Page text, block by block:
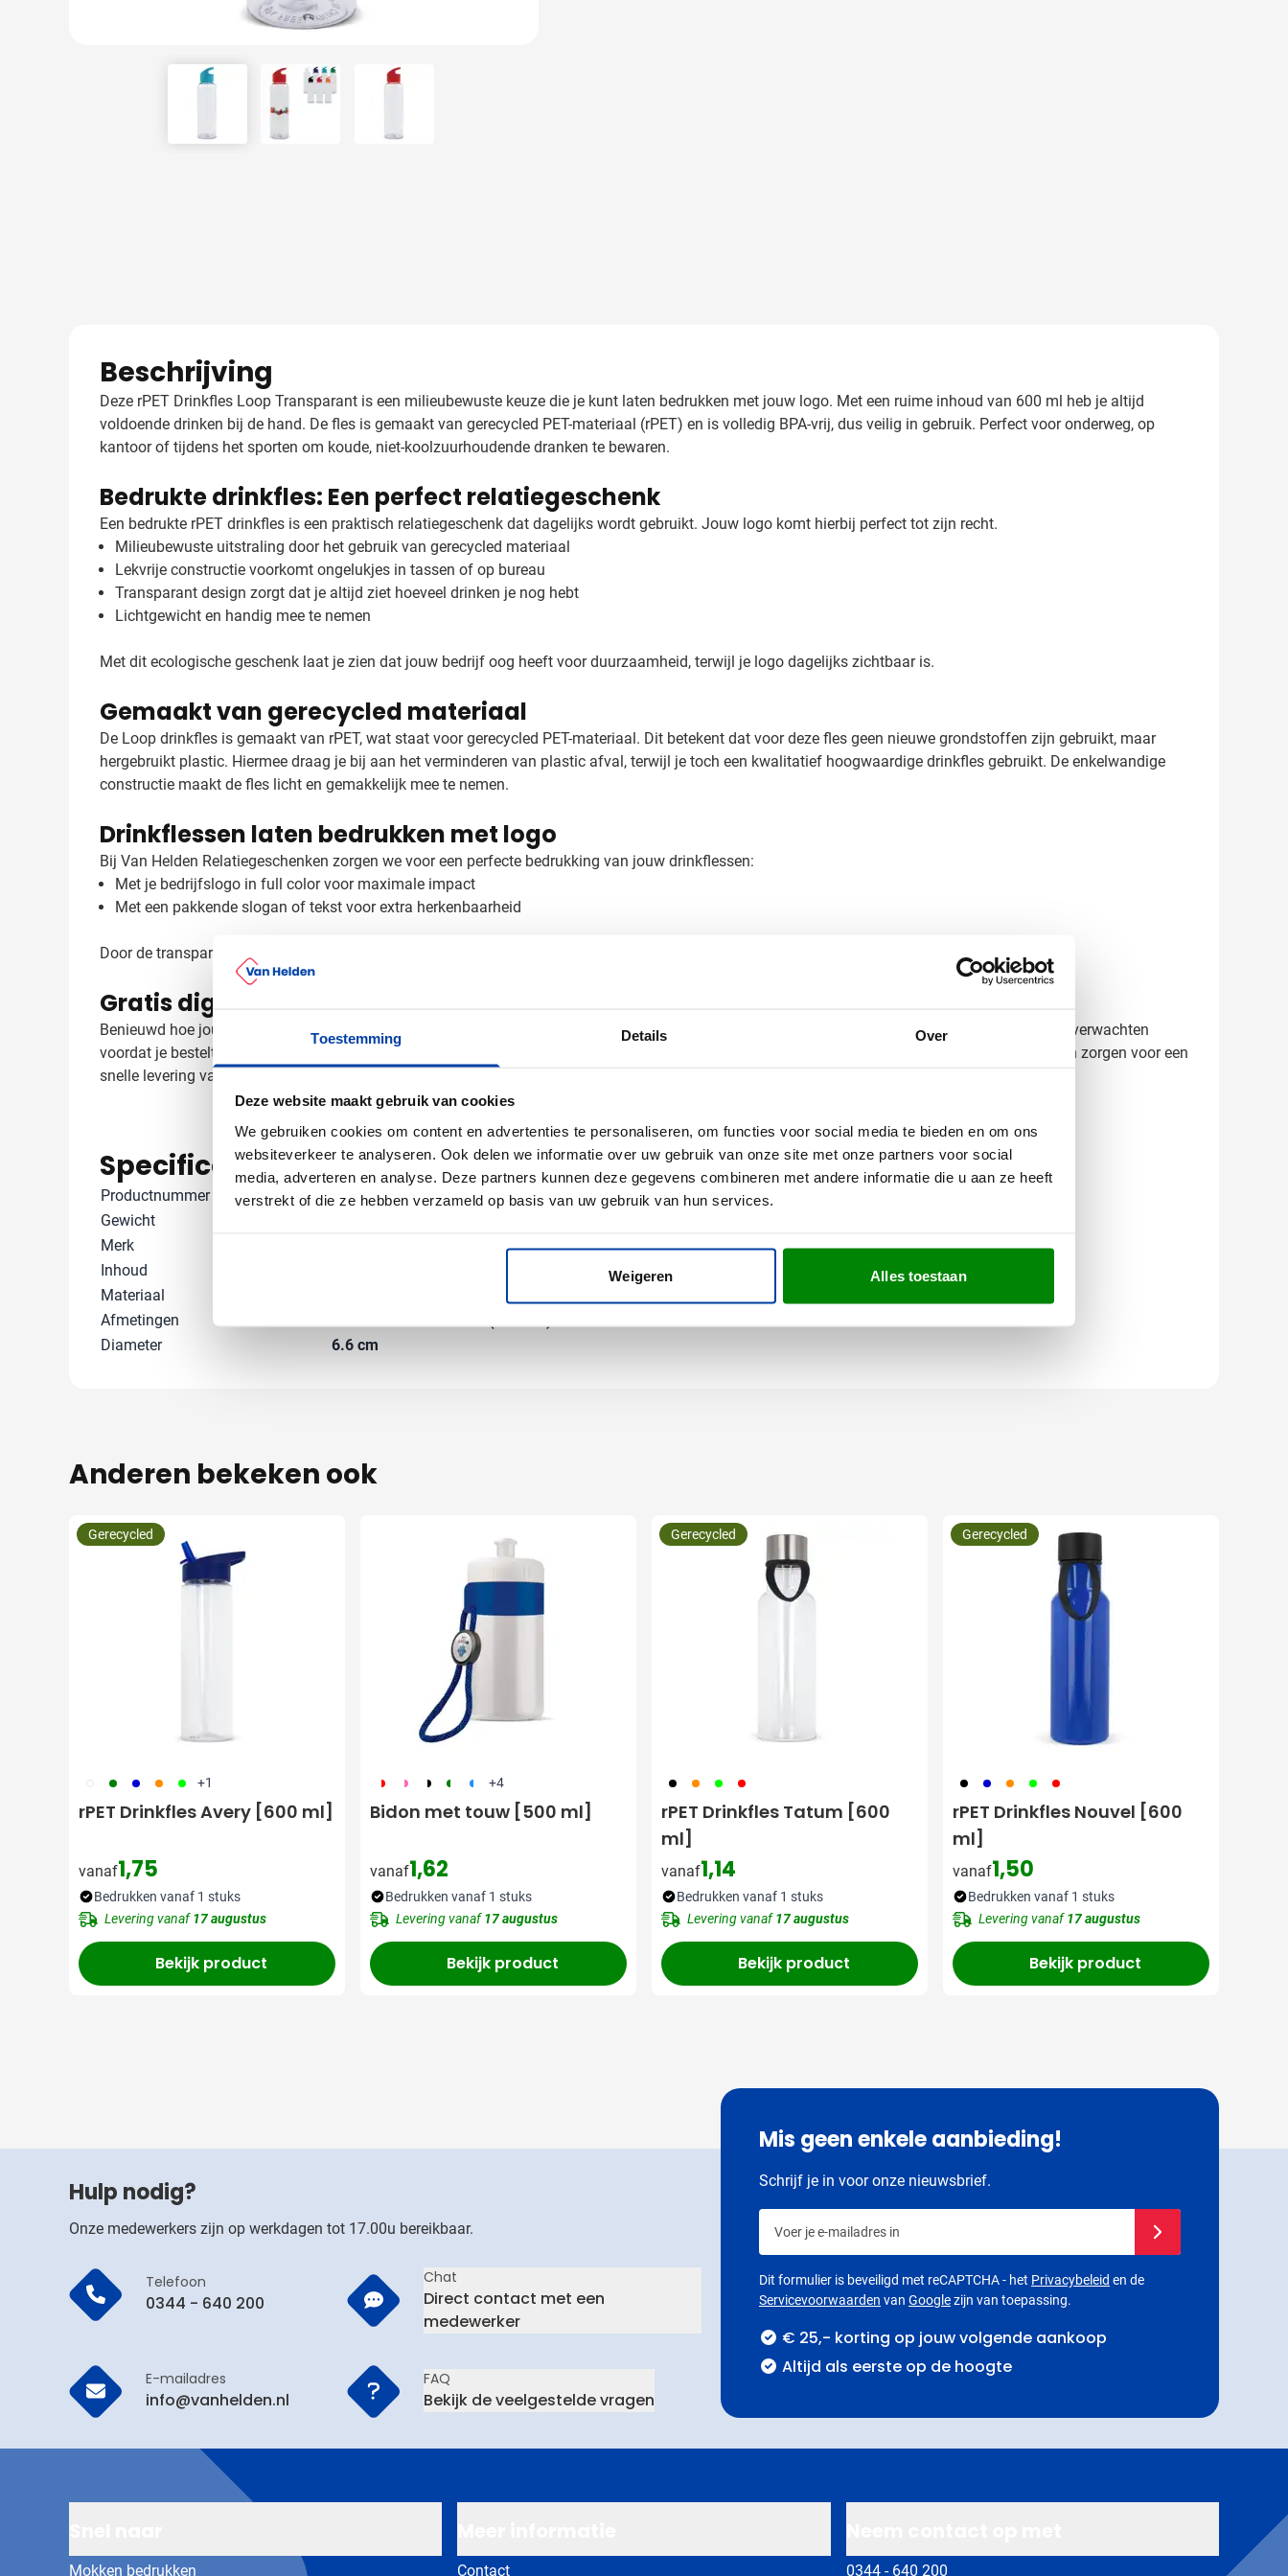
Toestemming Details Over
Deze website maakt gebruik van cookies
We gebruiken cookies om content en advertenties te personaliseren, om functies voor social media te bieden en om ons
websiteverkeer te analyseren. Ook delen we informatie over uw gebruik van onze site met onze partners voor social
media, adverteren en analyse. Deze partners kunnen deze gegevens combineren met andere informatie die u aan ze heeft
verstrekt of die ze hebben verzameld op basis van uw gebruik van hun services.
Weigeren Alles toestaan
View larger imageView larger imageView larger image
Beschrijving
Deze rPET Drinkfles Loop Transparant is een milieubewuste keuze die je kunt laten bedrukken met jouw logo. Met een ruime inhoud van 600 ml heb je altijd
voldoende drinken bij de hand. De fles is gemaakt van gerecycled PET-materiaal (rPET) en is volledig BPA-vrij, dus veilig in gebruik. Perfect voor onderweg, op
kantoor of tijdens het sporten om koude, niet-koolzuurhoudende dranken te bewaren.
Bedrukte drinkfles: Een perfect relatiegeschenk
Een bedrukte rPET drinkfles is een praktisch relatiegeschenk dat dagelijks wordt gebruikt. Jouw logo komt hierbij perfect tot zijn recht.
Milieubewuste uitstraling door het gebruik van gerecycled materiaal
Lekvrije constructie voorkomt ongelukjes in tassen of op bureau
Transparant design zorgt dat je altijd ziet hoeveel drinken je nog hebt
Lichtgewicht en handig mee te nemen
Met dit ecologische geschenk laat je zien dat jouw bedrijf oog heeft voor duurzaamheid, terwijl je logo dagelijks zichtbaar is.
Gemaakt van gerecycled materiaal
De Loop drinkfles is gemaakt van rPET, wat staat voor gerecycled PET-materiaal. Dit betekent dat voor deze fles geen nieuwe grondstoffen zijn gebruikt, maar
hergebruikt plastic. Hiermee draag je bij aan het verminderen van plastic afval, terwijl je toch een kwalitatief hoogwaardige drinkfles gebruikt. De enkelwandige
constructie maakt de fles licht en gemakkelijk mee te nemen.
Drinkflessen laten bedrukken met logo
Bij Van Helden Relatiegeschenken zorgen we voor een perfecte bedrukking van jouw drinkflessen:
Met je bedrijfslogo in full color voor maximale impact
Met een pakkende slogan of tekst voor extra herkenbaarheid
Door de transparante uitvoering van deze fles komt je bedrukking extra goed tot zijn recht en bereik je maximale zichtbaarheid voor je merk.
Gratis digitaal voorbeeld van je bedrukte drinkfles
Benieuwd hoe jouw logo eruit ziet op deze eco-vriendelijke drinkfles? Vraag vrijblijvend een digitaal voorbeeld aan. Zo weet je precies wat je kunt verwachten
voordat je bestelt. Heb je speciale wensen voor de bedrukking? Neem contact met ons op - we denken graag met je mee over de mogelijkheden en zorgen voor een
snelle levering van je bedrukte drinkflessen.
Specificaties
Productnummer
835790
Gewicht
Merk
Inhoud
Materiaal
Afmetingen
Diameter
6.6 cm
Anderen bekeken ook
002 004 005 007 029 +1
rPET Drinkfles Avery [600 ml]
vanaf1,75
Gerecycled
Bedrukken vanaf 1 stuks
Levering vanaf17 augustus
Bekijk product
188 189 169 224 974 +4
Bidon met touw [500 ml]
vanaf1,62
Bedrukken vanaf 1 stuks
Levering vanaf17 augustus
Bekijk product
001 007 029 008
rPET Drinkfles Tatum [600
ml]
vanaf1,14
Gerecycled
Bedrukken vanaf 1 stuks
Levering vanaf17 augustus
Bekijk product
001 005 007 029 008
rPET Drinkfles Nouvel [600
ml]
vanaf1,50
Gerecycled
Bedrukken vanaf 1 stuks
Levering vanaf17 augustus
Bekijk product
Hulp nodig?
Onze medewerkers zijn op werkdagen tot 17.00u bereikbaar.
Telefoon
0344 - 640 200
Chat
Direct contact met een
medewerker
E-mailadres
info@vanhelden.nl
FAQ
Bekijk de veelgestelde vragen
Mis geen enkele aanbieding!
Schrijf je in voor onze nieuwsbrief.
Dit formulier is beveiligd met reCAPTCHA - het Privacybeleid en de
Servicevoorwaarden van Googlezijn van toepassing.
€ 25,- korting op jouw volgende aankoop
Altijd als eerste op de hoogte
Mokken bedrukken Contact 0344 - 640 200